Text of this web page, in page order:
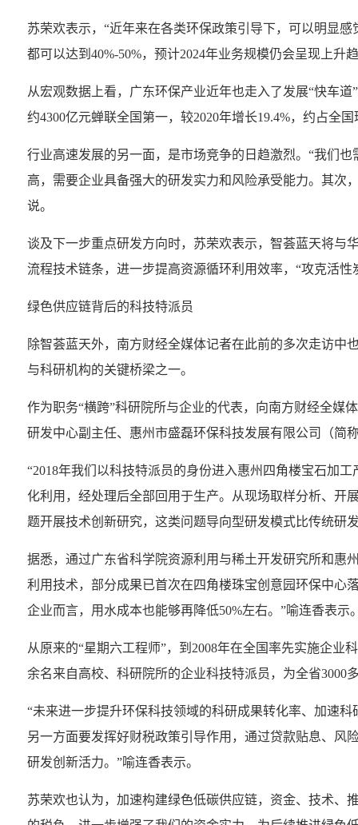
苏荣欢表示，“近年来在各类环保政策引导下，可以明显
都可以达到40%-50%，预计2024年业务规模仍会呈现上升
从宏观数据上看，广东环保产业近年也走入了发展“快车
约4300亿元蝉联全国第一，较2020年增长19.4%，约占全
行业高速发展的另一面，是市场竞争的日趋激烈。“我们
高，需要企业具备强大的研发实力和风险承受能力。其次
说。
谈及下一步重点研发方向时，苏荣欢表示，智荟蓝天将与
流程技术链条，进一步提高资源循环利用效率，“攻克活性
绿色供应链背后的科技特派员
除智荟蓝天外，南方财经全媒体记者在此前的多次走访中
与科研机构的关键桥梁之一。
作为职务“横跨”科研院所与企业的代表，向南方财经全媒
研发中心副主任、惠州市盛磊环保科技发展有限公司（简
“2018年我们以科技特派员的身份进入惠州四角楼宝石加
化利用，经处理后全部回用于生产。从现场取样分析、开
题开展技术创新研究，这类问题导向型研发模式比传统研
据悉，通过广东省科学院资源利用与稀土开发研究所和惠
利用技术，部分成果已首次在四角楼珠宝创意园环保中心
企业而言，用水成本也能够再降低50%左右。”喻连香表示
从原来的“星期六工程师”，到2008年在全国率先实施企业
余名来自高校、科研院所的企业科技特派员，为全省3000
“未来进一步提升环保科技领域的科研成果转化率、加速
另一方面要发挥好财税政策引导作用，通过贷款贴息、风
研发创新活力。”喻连香表示。
苏荣欢也认为，加速构建绿色低碳供应链，资金、技术、